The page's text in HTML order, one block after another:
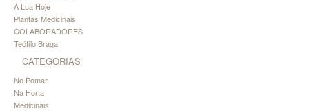
A Lua Hoje
Plantas Medicinais
COLABORADORES
Teófilo Braga
CATEGORIAS
No Pomar
Na Horta
Medicinais